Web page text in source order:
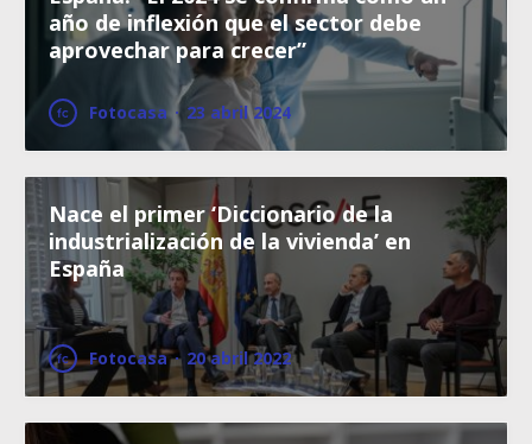
año de inflexión que el sector debe
aprovechar para crecer”
Fotocasa · 23 abril 2024
Nace el primer ‘Diccionario de la
industrialización de la vivienda’ en
España
Fotocasa · 20 abril 2022